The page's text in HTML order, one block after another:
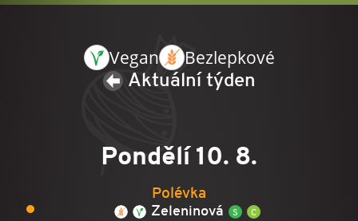
Vegan Bezlepkové
Aktuální týden
Pondělí 10. 8.
Polévka
Zeleninová